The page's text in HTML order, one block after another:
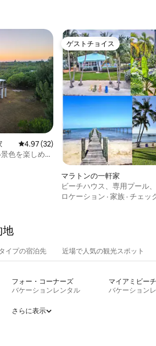
。
レビュー32件、5つ星中4.97つ星の平均
4.97 (32)
色を楽しめる
ゲストチョイス
ゲストチョイス
マラトンの一軒家
ビーチハウス、専用プール
の夕日が見える景色
ロケーション · 家族 · チェッ
地
イ⁠プ⁠の宿⁠泊⁠先 近場で人気の観光スポット
フォー・コーナーズ
バケーションレンタル
マイアミビーチ
バケーション
さらに表示